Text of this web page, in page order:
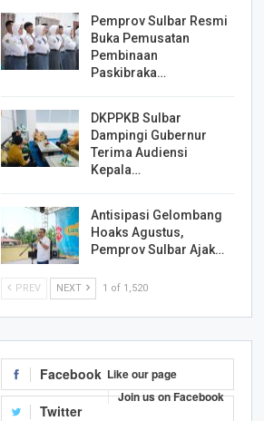
Pemprov Sulbar Resmi
Buka Pemusatan
Pembinaan
Paskibraka…
DKPPKB Sulbar
Dampingi Gubernur
Terima Audiensi
Kepala…
Antisipasi Gelombang
Hoaks Agustus,
Pemprov Sulbar Ajak…
PREV NEXT 1 of 1,520
Facebook Like our page
Join us on Facebook
Twitter